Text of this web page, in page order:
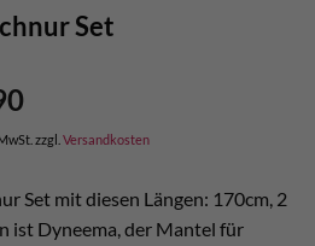
Set
Aktueller
Preis
ist:
€ 124,90.
zzgl. Versandkosten
Set mit diesen Längen: 170cm, 2
ist Dyneema, der Mantel für